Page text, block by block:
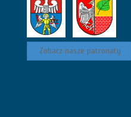
Zobacz nasze patronaty